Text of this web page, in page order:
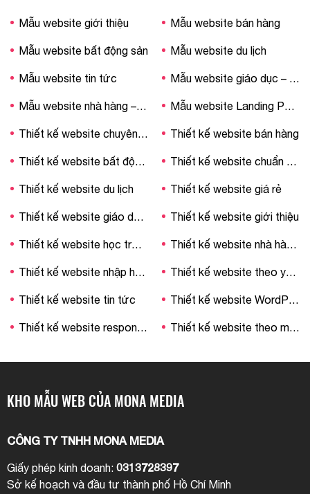
Mẫu website giới thiệu Mẫu website bán hàng
Mẫu website bất động sản Mẫu website du lịch
Mẫu website tin tức Mẫu website giáo dục – trường học
Mẫu website nhà hàng – khách sạn Mẫu website Landing Page
Thiết kế website chuyên nghiệp Thiết kế website bán hàng
Thiết kế website bất động sản Thiết kế website chuẩn SEO
Thiết kế website du lịch Thiết kế website giá rẻ
Thiết kế website giáo dục – trường học Thiết kế website giới thiệu
Thiết kế website học trực tuyến Thiết kế website nhà hàng – khách sạn
Thiết kế website nhập hàng Trung Quốc Thiết kế website theo yêu cầu
Thiết kế website tin tức Thiết kế website WordPress
Thiết kế website responsive Thiết kế website theo mẫu
KHO MẪU WEB CỦA MONA MEDIA
CÔNG TY TNHH MONA MEDIA
Giấy phép kinh doanh: 0313728397
Sở kế hoạch và đầu tư thành phố Hồ Chí Minh